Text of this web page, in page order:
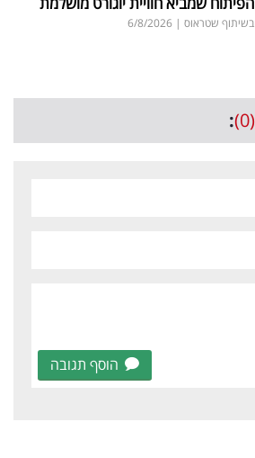
בשיתוף שטראוס |
6/8/2026
(0)
:
הוסף תגובה